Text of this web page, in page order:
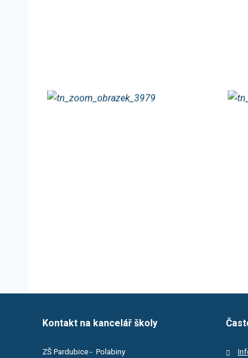
Kontakt na kancelář školy
ZŠ Pardubice - Polabiny